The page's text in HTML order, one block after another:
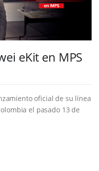
eKit en MPS
oficial de su línea
el pasado 13 de